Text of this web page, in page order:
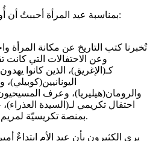
بمناسبة عيد المرأة أحببتُ أن أُوضح بعض المعلومات المفيدة:
تُخبرنا كتب التاريخ عن مكانة المرأة
وعن الاحتفالات التي كانت
كـ(الإغريق)، الذين كانوا
والرومان(هيليريا)، وعرف
احتفال تكريمي لـ(السيدة
بمنصة تكريسيّة لمريم العذراء، تقام الصلوات أمامها.
يرى الكثيرون بأن عيد الأم ابتداعٌ